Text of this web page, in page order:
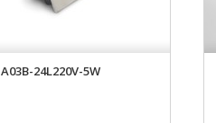
A03B-24L220V-5W